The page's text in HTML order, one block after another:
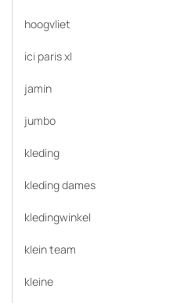
hoogvliet
ici paris xl
jamin
jumbo
kleding
kleding dames
kledingwinkel
klein team
kleine